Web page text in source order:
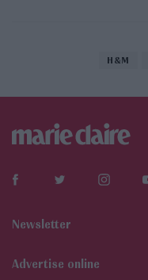
H&M
Newsletter
Αdvertise online